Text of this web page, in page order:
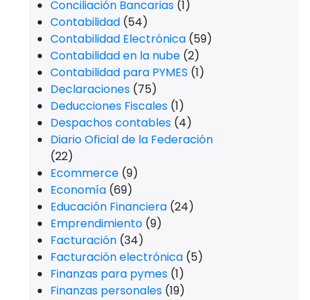
Conciliación Bancarias (1)
Contabilidad (54)
Contabilidad Electrónica (59)
Contabilidad en la nube (2)
Contabilidad para PYMES (1)
Declaraciones (75)
Deducciones Fiscales (1)
Despachos contables (4)
Diario Oficial de la Federación
(22)
Ecommerce (9)
Economía (69)
Educación Financiera (24)
Emprendimiento (9)
Facturación (34)
Facturación electrónica (5)
Finanzas para pymes (1)
Finanzas personales (19)